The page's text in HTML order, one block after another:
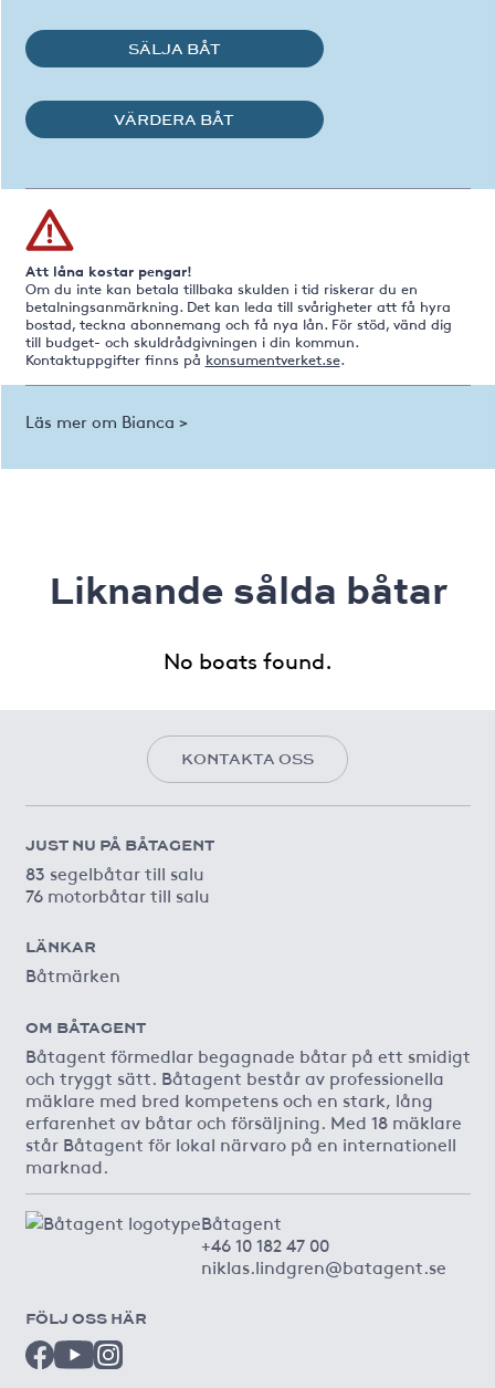
SÄLJA BÅT
VÄRDERA BÅT
Att låna kostar pengar!
Om du inte kan betala tillbaka skulden i tid riskerar du en
betalningsanmärkning. Det kan leda till svårigheter att få hyra
bostad, teckna abonnemang och få nya lån. För stöd, vänd dig
till budget- och skuldrådgivningen i din kommun.
Kontaktuppgifter finns på konsumentverket.se.
Läs mer om Bianca >
Liknande sålda båtar
No boats found.
KONTAKTA OSS
JUST NU PÅ BÅTAGENT
83 segelbåtar till salu
76 motorbåtar till salu
LÄNKAR
Båtmärken
OM BÅTAGENT
Båtagent förmedlar begagnade båtar på ett smidigt
och tryggt sätt. Båtagent består av professionella
mäklare med bred kompetens och en stark, lång
erfarenhet av båtar och försäljning. Med 18 mäklare
står Båtagent för lokal närvaro på en internationell
marknad.
Båtagent
+46 10 182 47 00
niklas.lindgren@batagent.se
FÖLJ OSS HÄR